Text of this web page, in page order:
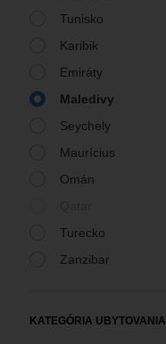
Tunisko
Karibik
Emiráty
Maledivy
Seychely
Maurícius
Omán
Turecko
Zanzibar
KATEGÓRIA UBYTOVANIA